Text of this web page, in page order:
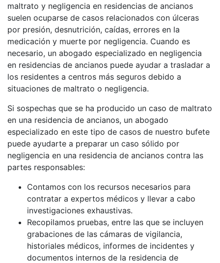
maltrato y negligencia en residencias de ancianos
suelen ocuparse de casos relacionados con úlceras
por presión, desnutrición, caídas, errores en la
medicación y muerte por negligencia. Cuando es
necesario, un abogado especializado en negligencia
en residencias de ancianos puede ayudar a trasladar a
los residentes a centros más seguros debido a
situaciones de maltrato o negligencia.
Si sospechas que se ha producido un caso de maltrato
en una residencia de ancianos, un abogado
especializado en este tipo de casos de nuestro bufete
puede ayudarte a preparar un caso sólido por
negligencia en una residencia de ancianos contra las
partes responsables:
Contamos con los recursos necesarios para
contratar a expertos médicos y llevar a cabo
investigaciones exhaustivas.
Recopilamos pruebas, entre las que se incluyen
grabaciones de las cámaras de vigilancia,
historiales médicos, informes de incidentes y
documentos internos de la residencia de